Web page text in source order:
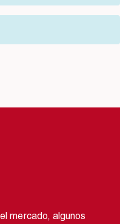
mercado, algunos